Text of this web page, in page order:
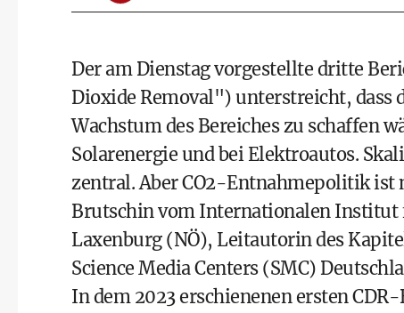
Der am Dienstag vorgestellte dritte
Dioxide Removal") unterstreicht, dass
Wachstum des Bereiches zu schaffen
Solarenergie und bei Elektroautos.
zentral. Aber CO2-Entnahmepolitik ist
Brutschin vom Internationalen Institut
Laxenburg (NÖ), Leitautorin des
Science Media Centers (SMC)
In dem 2023 erschienenen ersten